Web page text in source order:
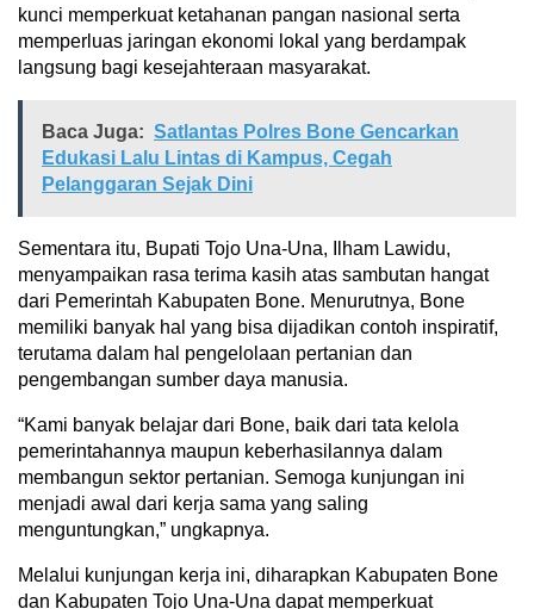
kunci memperkuat ketahanan pangan nasional serta
memperluas jaringan ekonomi lokal yang berdampak
langsung bagi kesejahteraan masyarakat.
Baca Juga: Satlantas Polres Bone Gencarkan
Edukasi Lalu Lintas di Kampus, Cegah
Pelanggaran Sejak Dini
Sementara itu, Bupati Tojo Una-Una, Ilham Lawidu,
menyampaikan rasa terima kasih atas sambutan hangat
dari Pemerintah Kabupaten Bone. Menurutnya, Bone
memiliki banyak hal yang bisa dijadikan contoh inspiratif,
terutama dalam hal pengelolaan pertanian dan
pengembangan sumber daya manusia.
“Kami banyak belajar dari Bone, baik dari tata kelola
pemerintahannya maupun keberhasilannya dalam
membangun sektor pertanian. Semoga kunjungan ini
menjadi awal dari kerja sama yang saling
menguntungkan,” ungkapnya.
Melalui kunjungan kerja ini, diharapkan Kabupaten Bone
dan Kabupaten Tojo Una-Una dapat memperkuat